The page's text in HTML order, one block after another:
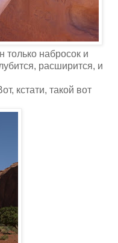
только набросок и
расширится, и
кстати, такой вот